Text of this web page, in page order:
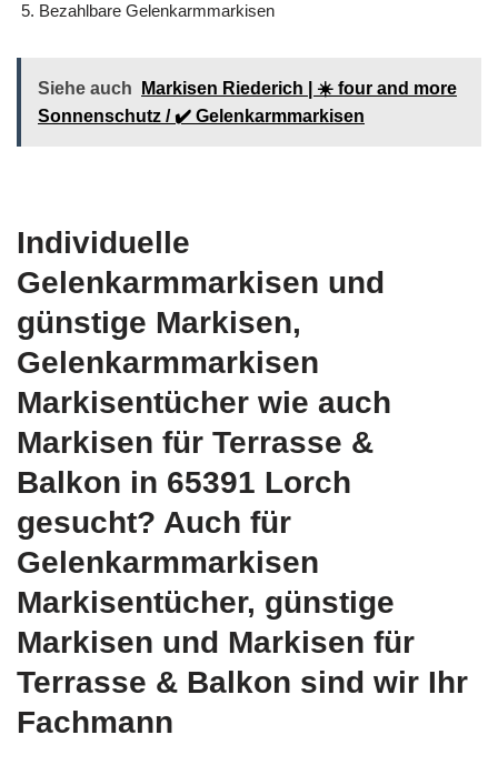
Bezahlbare Gelenkarmmarkisen
Siehe auch
Markisen Riederich | ☀️ four and more
Sonnenschutz / ✔️ Gelenkarmmarkisen
Individuelle
Gelenkarmmarkisen und
günstige Markisen,
Gelenkarmmarkisen
Markisentücher wie auch
Markisen für Terrasse &
Balkon in 65391 Lorch
gesucht? Auch für
Gelenkarmmarkisen
Markisentücher, günstige
Markisen und Markisen für
Terrasse & Balkon sind wir Ihr
Fachmann